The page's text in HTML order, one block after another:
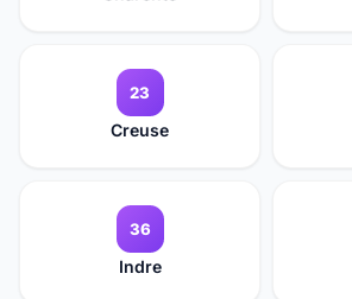
23
Creuse
36
Indre